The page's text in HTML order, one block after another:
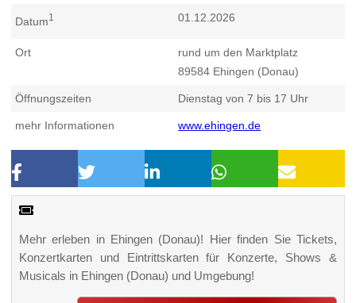
Datum1 01.12.2026
Ort
rund um den Marktplatz
89584 Ehingen (Donau)
Öffnungszeiten Dienstag von 7 bis 17 Uhr
mehr Informationen www.ehingen.de
Mehr erleben in Ehingen (Donau)! Hier finden Sie Tickets,
Konzertkarten und Eintrittskarten für Konzerte, Shows &
Musicals in Ehingen (Donau) und Umgebung!